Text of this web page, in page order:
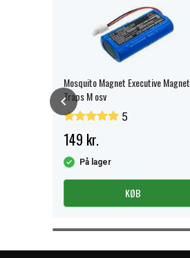
Mosquito Magnet Executive Magnet
Traps M osv
5
149 kr.
På lager
KØB
Item